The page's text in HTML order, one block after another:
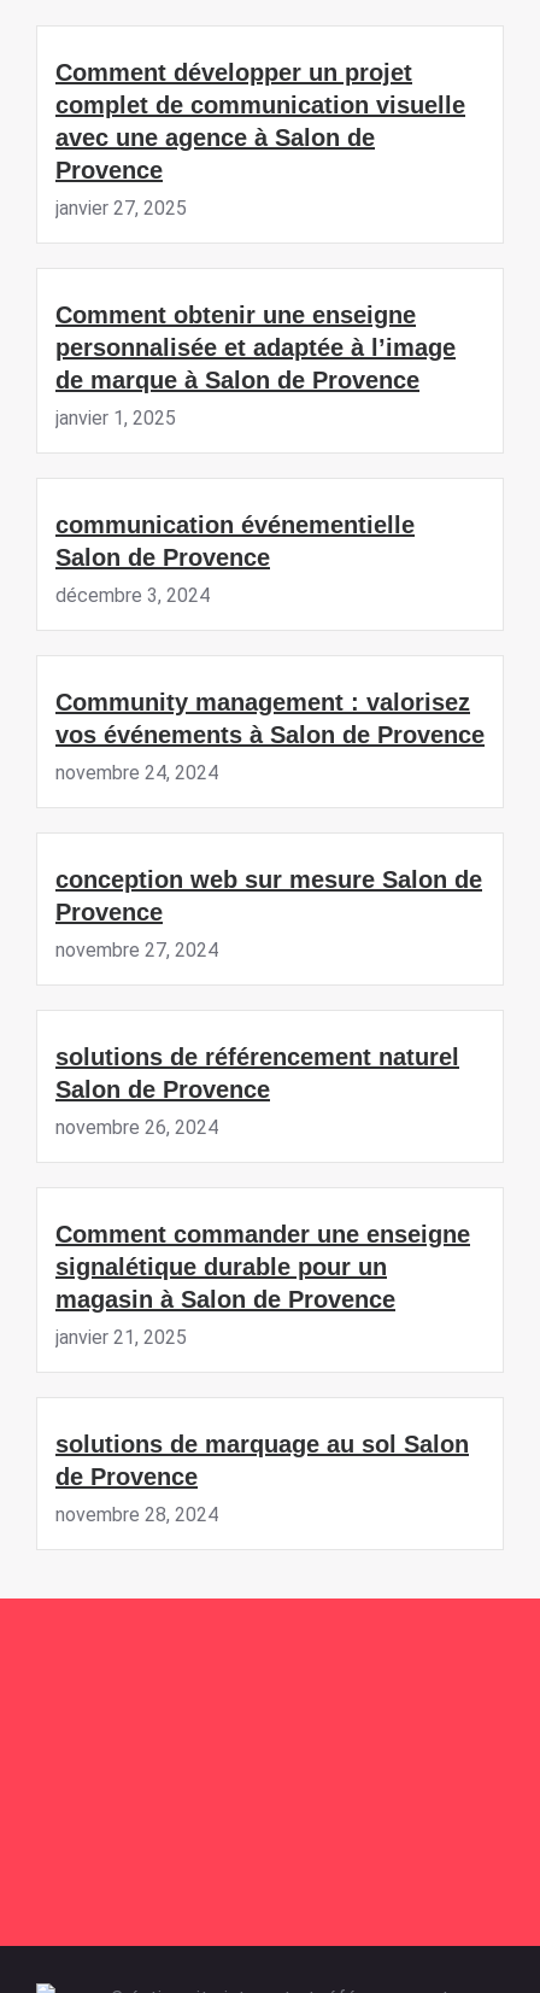
Comment développer un projet
complet de communication visuelle
avec une agence à Salon de
Provence
janvier 27, 2025
Comment obtenir une enseigne
personnalisée et adaptée à l’image
de marque à Salon de Provence
janvier 1, 2025
communication événementielle
Salon de Provence
décembre 3, 2024
Community management : valorisez
vos événements à Salon de Provence
novembre 24, 2024
conception web sur mesure Salon de
Provence
novembre 27, 2024
solutions de référencement naturel
Salon de Provence
novembre 26, 2024
Comment commander une enseigne
signalétique durable pour un
magasin à Salon de Provence
janvier 21, 2025
solutions de marquage au sol Salon
de Provence
novembre 28, 2024